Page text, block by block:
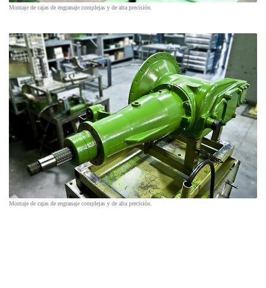
Montaje de cajas de engranaje complejas y de alta precisión.
Montaje de cajas de engranaje complejas y de alta precisión.